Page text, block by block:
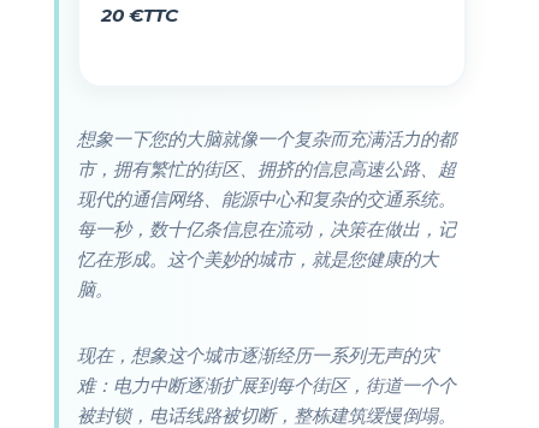
20 €TTC
想象一下您的大脑就像一个复杂而充满活力的都
市，拥有繁忙的街区、拥挤的信息高速公路、超
现代的通信网络、能源中心和复杂的交通系统。
每一秒，数十亿条信息在流动，决策在做出，记
忆在形成。这个美妙的城市，就是您健康的大
脑。
现在，想象这个城市逐渐经历一系列无声的灾
难：电力中断逐渐扩展到每个街区，街道一个个
被封锁，电话线路被切断，整栋建筑缓慢倒塌。